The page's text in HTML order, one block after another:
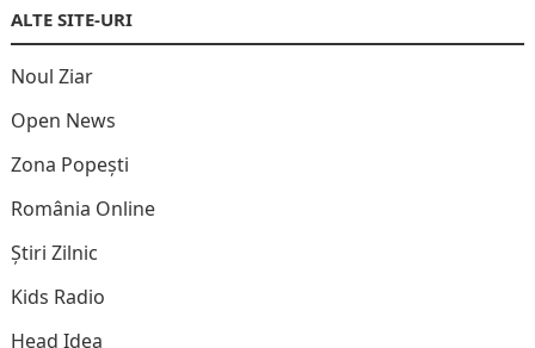
ALTE SITE-URI
Noul Ziar
Open News
Zona Popești
România Online
Știri Zilnic
Kids Radio
Head Idea